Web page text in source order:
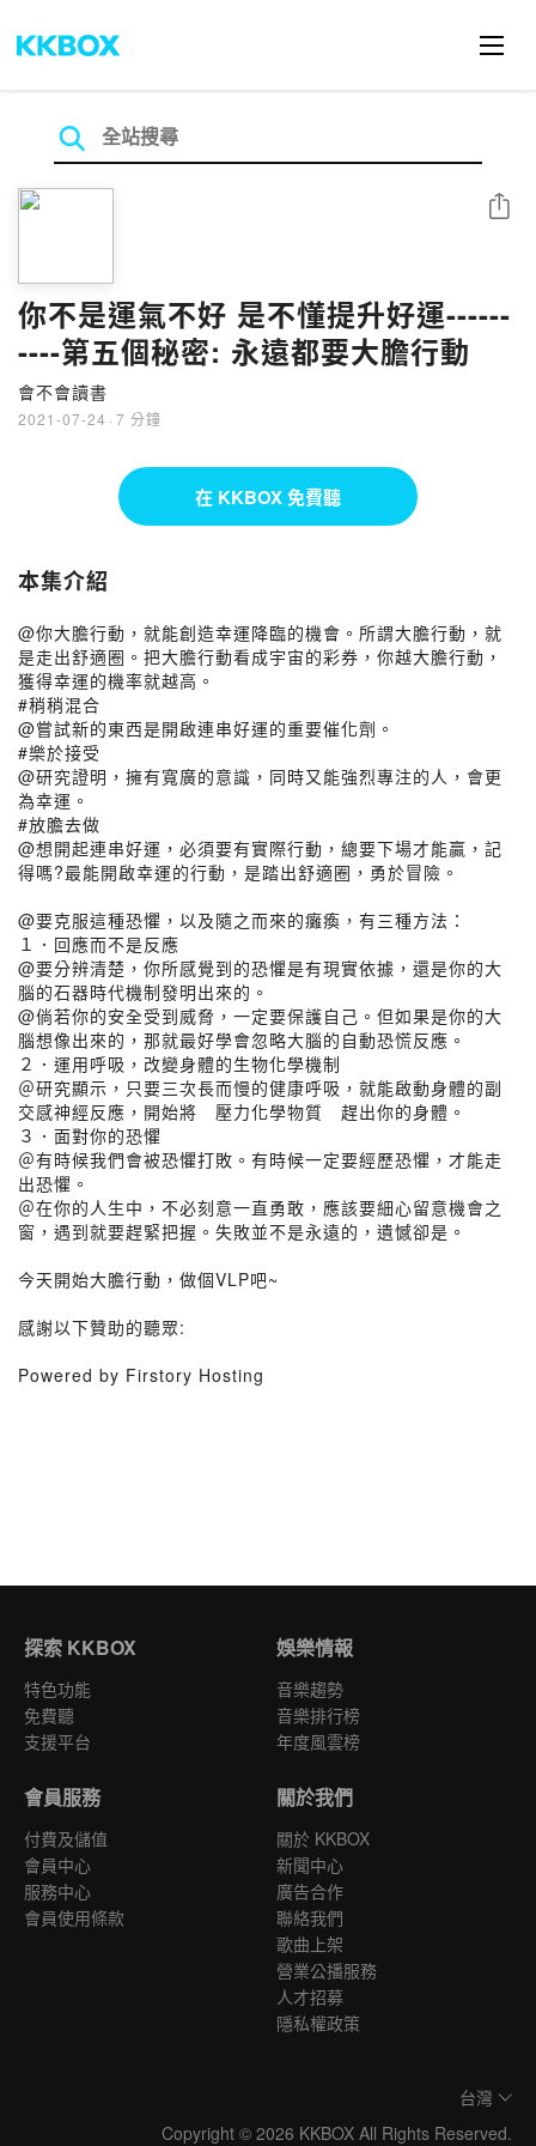
你不是運氣不好 是不懂提升好運------
----第五個秘密: 永遠都要大膽行動
會不會讀書
2021-07-24 · 7 分鐘
分享
在 KKBOX 免費聽
本集介紹
@你大膽行動，就能創造幸運降臨的機會。所謂大膽行動，就
是走出舒適圈。把大膽行動看成宇宙的彩券，你越大膽行動，
獲得幸運的機率就越高。
#稍稍混合
@嘗試新的東西是開啟連串好運的重要催化劑。
#樂於接受
@研究證明，擁有寬廣的意識，同時又能強烈專注的人，會更
為幸運。
#放膽去做
@想開起連串好運，必須要有實際行動，總要下場才能贏，記
得嗎?最能開啟幸運的行動，是踏出舒適圈，勇於冒險。
@要克服這種恐懼，以及隨之而來的癱瘓，有三種方法：
１．回應而不是反應
@要分辨清楚，你所感覺到的恐懼是有現實依據，還是你的大
腦的石器時代機制發明出來的。
@倘若你的安全受到威脅，一定要保護自己。但如果是你的大
腦想像出來的，那就最好學會忽略大腦的自動恐慌反應。
２．運用呼吸，改變身體的生物化學機制
＠研究顯示，只要三次長而慢的健康呼吸，就能啟動身體的副
交感神經反應，開始將 壓力化學物質 趕出你的身體。
３．面對你的恐懼
＠有時候我們會被恐懼打敗。有時候一定要經歷恐懼，才能走
出恐懼。
＠在你的人生中，不必刻意一直勇敢，應該要細心留意機會之
窗，遇到就要趕緊把握。失敗並不是永遠的，遺憾卻是。
今天開始大膽行動，做個VLP吧~
感謝以下贊助的聽眾:
Powered by Firstory Hosting
探索 KKBOX
特色功能
免費聽
支援平台
娛樂情報
音樂趨勢
音樂排行榜
年度風雲榜
會員服務
付費及儲值
會員中心
服務中心
會員使用條款
關於我們
關於 KKBOX
新聞中心
廣告合作
聯絡我們
歌曲上架
營業公播服務
人才招募
隱私權政策
台灣
Copyright © 2026 KKBOX All Rights Reserved.